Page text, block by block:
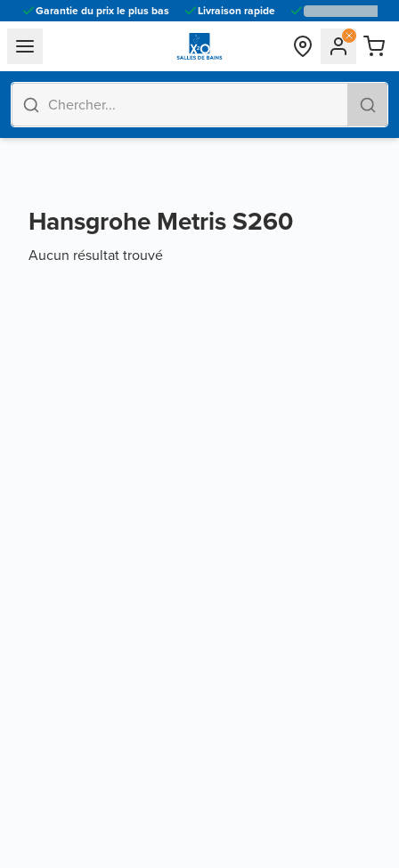
Garantie du prix le plus bas Livraison rapide
general.navigation.toggle_menu.label
Hansgrohe Metris S260
Aucun résultat trouvé